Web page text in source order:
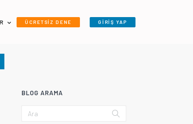
ÜCRETSİZ DENE GİRİŞ YAP
BLOG ARAMA